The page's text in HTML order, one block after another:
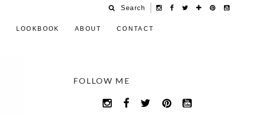
Search
LOOKBOOK ABOUT CONTACT
FOLLOW ME